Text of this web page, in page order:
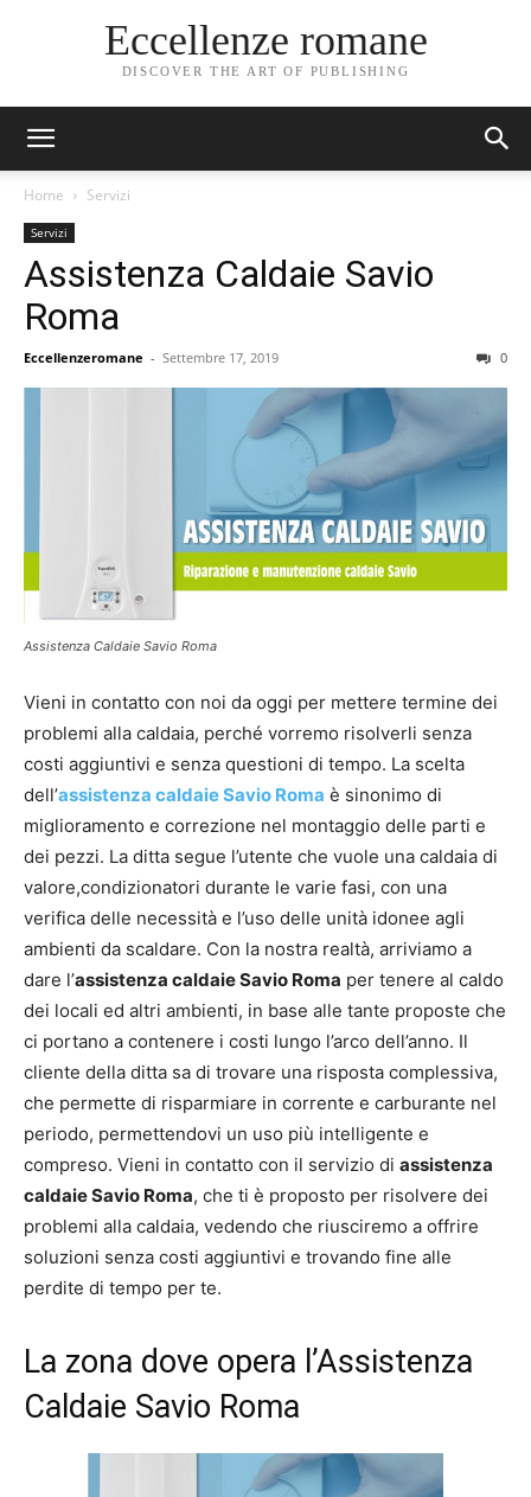
Eccellenze romane
DISCOVER THE ART OF PUBLISHING
Home Servizi
Servizi
Assistenza Caldaie Savio
Roma
Eccellenzeromane - Settembre 17, 2019 0
Assistenza Caldaie Savio Roma
Vieni in contatto con noi da oggi per mettere termine dei
problemi alla caldaia, perché vorremo risolverli senza
costi aggiuntivi e senza questioni di tempo. La scelta
dell’assistenza caldaie Savio Roma è sinonimo di
miglioramento e correzione nel montaggio delle parti e
dei pezzi. La ditta segue l’utente che vuole una caldaia di
valore,condizionatori durante le varie fasi, con una
verifica delle necessità e l’uso delle unità idonee agli
ambienti da scaldare. Con la nostra realtà, arriviamo a
dare l’assistenza caldaie Savio Roma per tenere al caldo
dei locali ed altri ambienti, in base alle tante proposte che
ci portano a contenere i costi lungo l’arco dell’anno. Il
cliente della ditta sa di trovare una risposta complessiva,
che permette di risparmiare in corrente e carburante nel
periodo, permettendovi un uso più intelligente e
compreso. Vieni in contatto con il servizio di assistenza
caldaie Savio Roma, che ti è proposto per risolvere dei
problemi alla caldaia, vedendo che riusciremo a offrire
soluzioni senza costi aggiuntivi e trovando fine alle
perdite di tempo per te.
La zona dove opera l’Assistenza
Caldaie Savio Roma